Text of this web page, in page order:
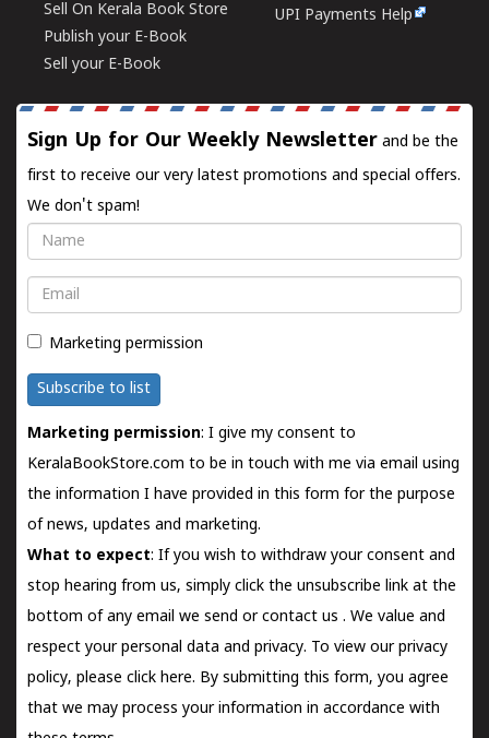
Sell On Kerala Book Store
Publish your E-Book
Sell your E-Book
UPI Payments Help
Sign Up for Our Weekly Newsletter and be the
first to receive our very latest promotions and special offers.
We don't spam!
Name
Email
Marketing permission
Subscribe to list
Marketing permission: I give my consent to
KeralaBookStore.com to be in touch with me via email using
the information I have provided in this form for the purpose
of news, updates and marketing.
What to expect: If you wish to withdraw your consent and
stop hearing from us, simply click the unsubscribe link at the
bottom of any email we send orcontact us . We value and
respect your personal data and privacy. To view our privacy
policy, please click here. By submitting this form, you agree
that we may process your information in accordance with